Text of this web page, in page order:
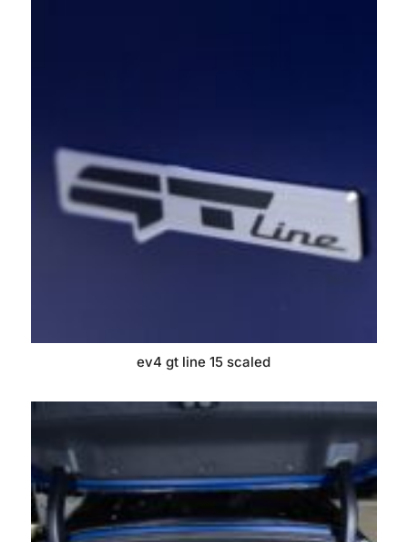
ev4 gt line 15 scaled